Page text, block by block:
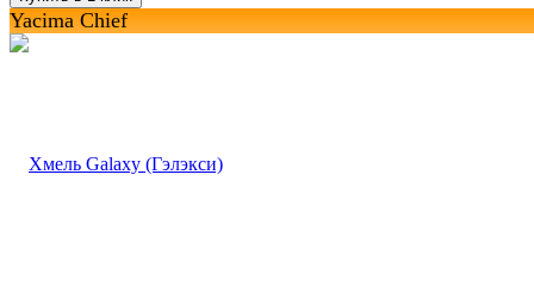
Yacima Chief